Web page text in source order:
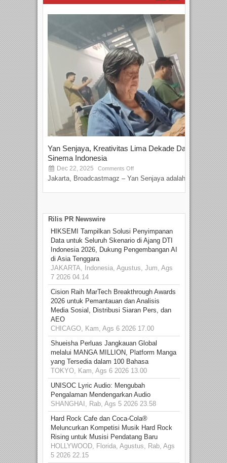
Yan Senjaya, Kreativitas Lima Dekade Dalam
Sinema Indonesia
Dec 22, 2025 Comments Off
Jakarta, Broadcastmagz – Yan Senjaya adalah...
Rilis PR Newswire
HIKSEMI Tampilkan Solusi Penyimpanan
Data untuk Seluruh Skenario di Ajang DTI
Indonesia 2026, Dukung Pengembangan AI
di Asia Tenggara
JAKARTA, Indonesia, Agustus, Jum, Ags
7 2026 04.14
Cision Raih MarTech Breakthrough Awards
2026 untuk Pemantauan dan Analisis
Media Sosial, Distribusi Siaran Pers, dan
AEO
CHICAGO, Kam, Ags 6 2026 17.00
Shueisha Perluas Jangkauan Global
melalui MANGA MILLION, Platform Manga
yang Tersedia dalam 100 Bahasa
TOKYO, Kam, Ags 6 2026 13.00
UNISOC Lyric Audio: Mengubah
Pengalaman Mendengarkan Audio
SHANGHAI, Rab, Ags 5 2026 23.58
Hard Rock Cafe dan Coca-Cola®
Meluncurkan Kompetisi Musik Hard Rock
Rising untuk Musisi Pendatang Baru
HOLLYWOOD, Florida, Agustus, Rab, Ags
5 2026 22.15